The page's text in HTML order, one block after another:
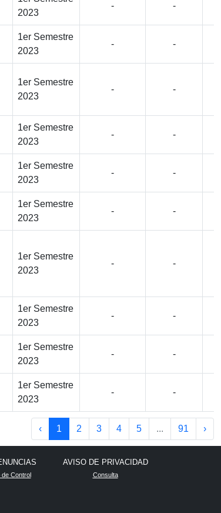
2023
- -
1er Semestre
2023
- -
1er Semestre
2023
- -
1er Semestre
2023
- -
1er Semestre
2023
- -
1er Semestre
2023
- -
1er Semestre
2023
- -
1er Semestre
2023
- -
1er Semestre
2023
- -
1er Semestre
2023
- -
‹ 1 2 3 4 5 ... 91 ›
Control
AVISO DE PRIVACIDAD
Consulta